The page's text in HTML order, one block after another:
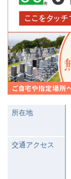
所在地
交通アクセス